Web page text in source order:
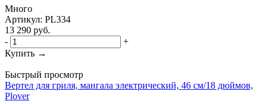
Много
Артикул: PL334
13 290 руб.
-
+
Купить →
Быстрый просмотр
Вертел для гриля, мангала электрический, 46 см/18 дюймов,
Plover